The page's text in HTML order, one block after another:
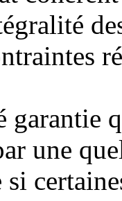
garantie
une